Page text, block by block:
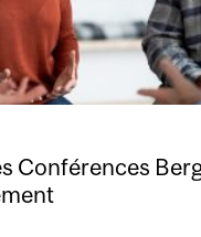
Conférences